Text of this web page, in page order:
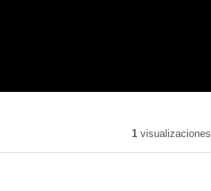
1visualizaciones